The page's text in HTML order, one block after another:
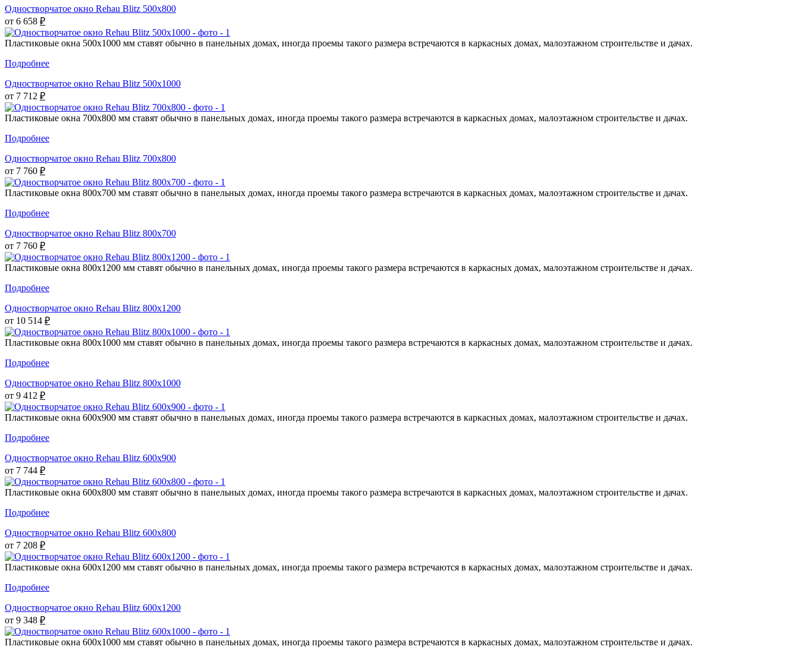
Одностворчатое окно Rehau Blitz 500x800
от 6 658 ₽
Пластиковые окна 500х1000 мм ставят обычно в панельных домах, иногда проемы такого размера встречаются в каркасных домах, малоэтажном строительстве и дачах.
Подробнее
Одностворчатое окно Rehau Blitz 500x1000
от 7 712 ₽
Пластиковые окна 700х800 мм ставят обычно в панельных домах, иногда проемы такого размера встречаются в каркасных домах, малоэтажном строительстве и дачах.
Подробнее
Одностворчатое окно Rehau Blitz 700x800
от 7 760 ₽
Пластиковые окна 800х700 мм ставят обычно в панельных домах, иногда проемы такого размера встречаются в каркасных домах, малоэтажном строительстве и дачах.
Подробнее
Одностворчатое окно Rehau Blitz 800x700
от 7 760 ₽
Пластиковые окна 800х1200 мм ставят обычно в панельных домах, иногда проемы такого размера встречаются в каркасных домах, малоэтажном строительстве и дачах.
Подробнее
Одностворчатое окно Rehau Blitz 800x1200
от 10 514 ₽
Пластиковые окна 800х1000 мм ставят обычно в панельных домах, иногда проемы такого размера встречаются в каркасных домах, малоэтажном строительстве и дачах.
Подробнее
Одностворчатое окно Rehau Blitz 800x1000
от 9 412 ₽
Пластиковые окна 600х900 мм ставят обычно в панельных домах, иногда проемы такого размера встречаются в каркасных домах, малоэтажном строительстве и дачах.
Подробнее
Одностворчатое окно Rehau Blitz 600x900
от 7 744 ₽
Пластиковые окна 600х800 мм ставят обычно в панельных домах, иногда проемы такого размера встречаются в каркасных домах, малоэтажном строительстве и дачах.
Подробнее
Одностворчатое окно Rehau Blitz 600x800
от 7 208 ₽
Пластиковые окна 600х1200 мм ставят обычно в панельных домах, иногда проемы такого размера встречаются в каркасных домах, малоэтажном строительстве и дачах.
Подробнее
Одностворчатое окно Rehau Blitz 600x1200
от 9 348 ₽
Пластиковые окна 600х1000 мм ставят обычно в панельных домах, иногда проемы такого размера встречаются в каркасных домах, малоэтажном строительстве и дачах.